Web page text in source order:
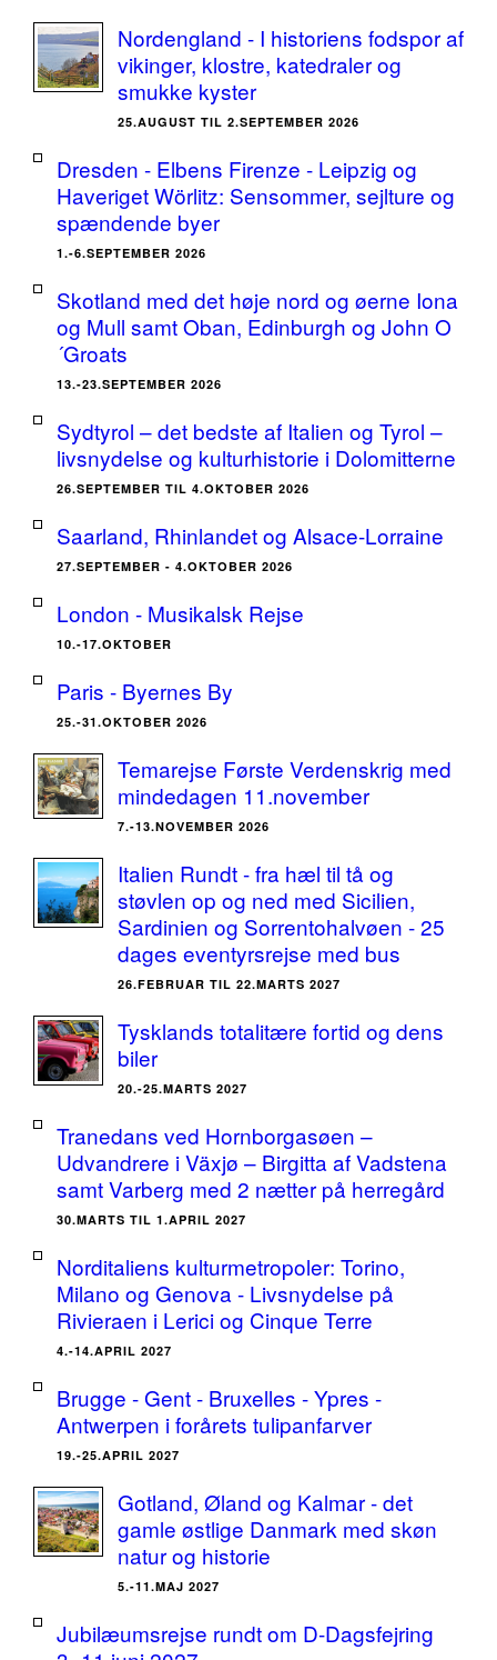
Nordengland - I historiens fodspor af
vikinger, klostre, katedraler og
smukke kyster
25.AUGUST TIL 2.SEPTEMBER 2026
Dresden - Elbens Firenze - Leipzig og
Haveriget Wörlitz: Sensommer, sejlture og
spændende byer
1.-6.SEPTEMBER 2026
Skotland med det høje nord og øerne Iona
og Mull samt Oban, Edinburgh og John O
´Groats
13.-23.SEPTEMBER 2026
Sydtyrol – det bedste af Italien og Tyrol –
livsnydelse og kulturhistorie i Dolomitterne
26.SEPTEMBER TIL 4.OKTOBER 2026
Saarland, Rhinlandet og Alsace-Lorraine
27.SEPTEMBER - 4.OKTOBER 2026
London - Musikalsk Rejse
10.-17.OKTOBER
Paris - Byernes By
25.-31.OKTOBER 2026
Temarejse Første Verdenskrig med
mindedagen 11.november
7.-13.NOVEMBER 2026
Italien Rundt - fra hæl til tå og
støvlen op og ned med Sicilien,
Sardinien og Sorrentohalvøen - 25
dages eventyrsrejse med bus
26.FEBRUAR TIL 22.MARTS 2027
Tysklands totalitære fortid og dens
biler
20.-25.MARTS 2027
Tranedans ved Hornborgasøen –
Udvandrere i Växjø – Birgitta af Vadstena
samt Varberg med 2 nætter på herregård
30.MARTS TIL 1.APRIL 2027
Norditaliens kulturmetropoler: Torino,
Milano og Genova - Livsnydelse på
Rivieraen i Lerici og Cinque Terre
4.-14.APRIL 2027
Brugge - Gent - Bruxelles - Ypres -
Antwerpen i forårets tulipanfarver
19.-25.APRIL 2027
Gotland, Øland og Kalmar - det
gamle østlige Danmark med skøn
natur og historie
5.-11.MAJ 2027
Jubilæumsrejse rundt om D-Dagsfejring